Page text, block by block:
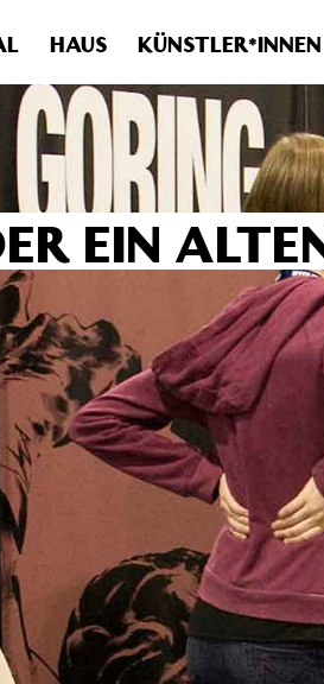
Verwende stattdessen
HAUS KÜNSTLER*INNEN
EIN